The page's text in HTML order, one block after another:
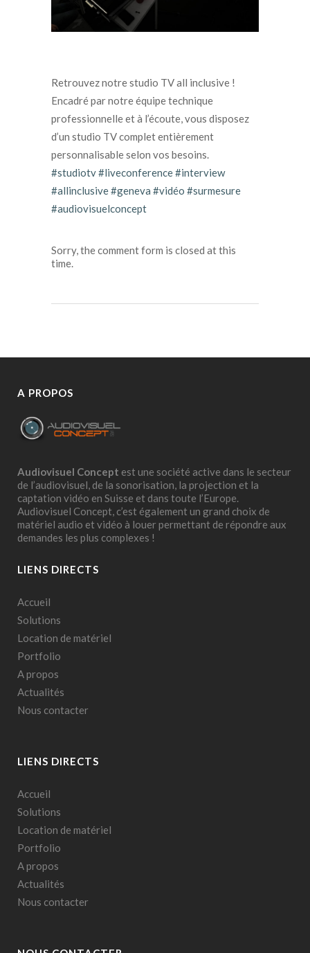
Retrouvez notre studio TV all inclusive !
Encadré par notre équipe technique
professionnelle et à l’écoute, vous disposez
d’un studio TV complet entièrement
personnalisable selon vos besoins.
#studiotv#liveconference#interview
#allinclusive#geneva #vidéo #surmesure
#audiovisuelconcept
Sorry, the comment form is closed at this
time.
A PROPOS
Audiovisuel Concept est une société active dans le secteur
de l’audiovisuel, de la sonorisation, la projection et la
captation vidéo en Suisse et dans toute l’Europe.
Audiovisuel Concept, c’est également un grand choix de
matériel audio et vidéo à louer permettant de répondre aux
demandes les plus complexes !
LIENS DIRECTS
Accueil
Solutions
Location de matériel
Portfolio
A propos
Actualités
Nous contacter
LIENS DIRECTS
Accueil
Solutions
Location de matériel
Portfolio
A propos
Actualités
Nous contacter